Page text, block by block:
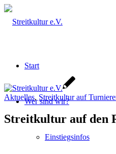
Start
Wer sind wir?
Einstiegsinfos
Aktuelles, Streitkultur auf
Streitkultur auf den